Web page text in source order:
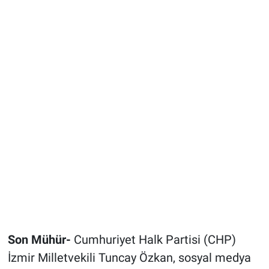
Son Mühür- Cumhuriyet Halk Partisi (CHP)
İzmir Milletvekili Tuncay Özkan, sosyal medya